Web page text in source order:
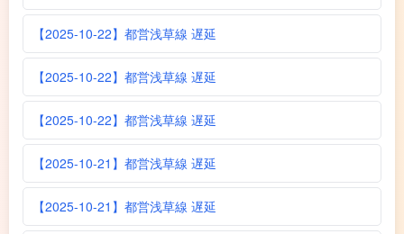
【2025-10-22】都営浅草線 遅延
【2025-10-22】都営浅草線 遅延
【2025-10-22】都営浅草線 遅延
【2025-10-21】都営浅草線 遅延
【2025-10-21】都営浅草線 遅延